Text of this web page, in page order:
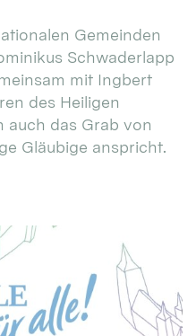
Gemeinden
Schwaderlapp
mit Ingbert
des Heiligen
auch das Grab von
Gläubige anspricht.